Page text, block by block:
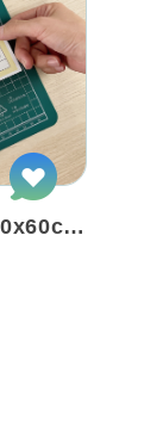
A2加大款45x60cm、標準款40x60cm【iMAT無毒環保抗菌雙層桌墊1....